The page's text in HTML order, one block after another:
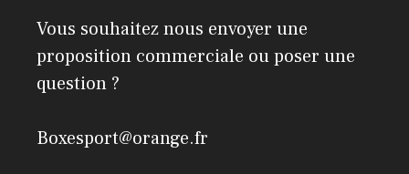
Vous souhaitez nous envoyer une
proposition commerciale ou poser une
question ?
Boxesport@orange.fr